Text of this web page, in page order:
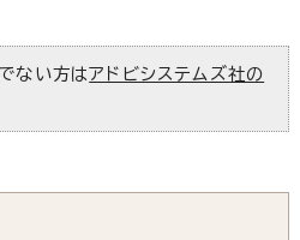
ない方はアドビシステムズ社の